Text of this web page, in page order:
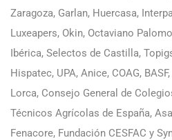
Zaragoza, Garlan, Huercasa,
Luxeapers, Okin, Octaviano
Ibérica, Selectos de Castilla,
Hispatec, UPA, Anice, COAG,
Lorca, Consejo General de
Técnicos Agrícolas de España,
Fenacore, Fundación CESFAC y